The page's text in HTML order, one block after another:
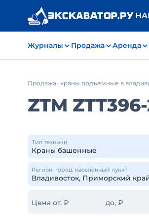
Журналы Продажа Аренда
Продажа краны подъемные в
ZTM
Тип техники
Регион, город, населенный пункт
Цена от, ₽ до, ₽